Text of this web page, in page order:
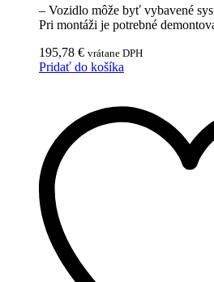
– Vozidlo môže byť vybavené
Pri montáži je potrebné
195,78 € vrátane DPH
Pridať do košíka